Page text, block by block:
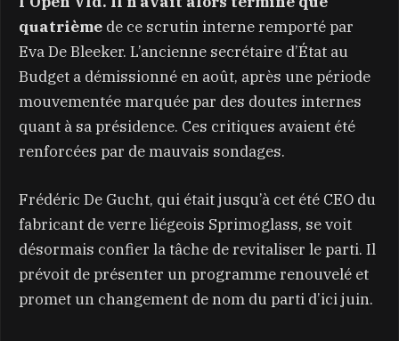
quatrième de ce scrutin interne remporté par
Eva De Bleeker. L’ancienne secrétaire d’État au
Budget a démissionné en août, après une période
mouvementée marquée par des doutes internes
quant à sa présidence. Ces critiques avaient été
renforcées par de mauvais sondages.
Frédéric De Gucht, qui était jusqu’à cet été CEO du
fabricant de verre liégeois Sprimoglass, se voit
désormais confier la tâche de revitaliser le parti. Il
prévoit de présenter un programme renouvelé et
promet un changement de nom du parti d’ici juin.